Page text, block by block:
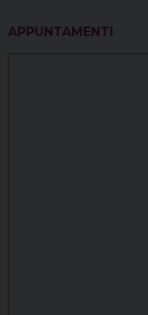
APPUNTAMENTI